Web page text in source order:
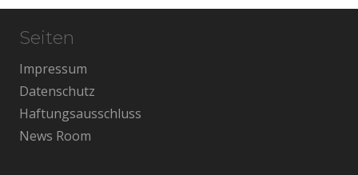
Seiten
Impressum
Datenschutz
Haftungsausschluss
News Room